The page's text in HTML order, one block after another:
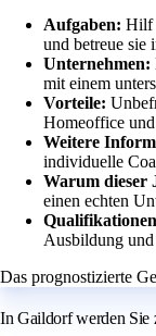
Aufgaben: Hilf
und betreue sie
Unternehmen:
mit einem
Vorteile:
Homeoffice
Weitere
individuelle
Warum dieser
einen echten
Ausbildung
Das prognostizierte
In Gaildorf werden Sie